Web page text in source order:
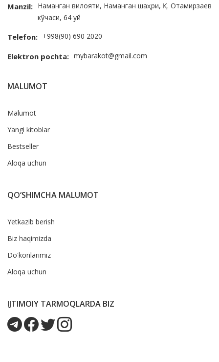
Manzil: Наманган вилояти, Наманган шаҳри, Қ. Отамирзаев
кўчаси, 64 уй
Telefon: +998(90) 690 2020
Elektron pochta: mybarakot@gmail.com
MALUMOT
Malumot
Yangi kitoblar
Bestseller
Aloqa uchun
QO‘SHIMCHA MALUMOT
Yetkazib berish
Biz haqimizda
Do'konlarimiz
Aloqa uchun
IJTIMOIY TARMOQLARDA BIZ